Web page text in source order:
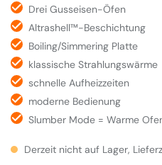
Drei Gusseisen-Öfen
Altrashell™-Beschichtung
Boiling/Simmering Platte
klassische Strahlungswärme
schnelle Aufheizzeiten
moderne Bedienung
Slumber Mode = Warme
Derzeit nicht auf Lager,